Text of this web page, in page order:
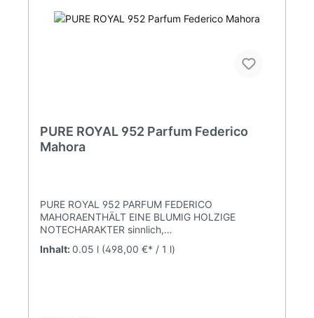
PURE ROYAL 952 Parfum Federico
Mahora
PURE ROYAL 952 PARFUM FEDERICO
MAHORAENTHÄLT EINE BLUMIG HOLZIGE
NOTECHARAKTER sinnlich,
romantischDUFTNOTENKOPFNOTE Salbei,
Mukatellersalbei, EukalyptusHERZNOTE Mirabelle,
Inhalt: 0.05 l (498,00 €* / 1 l)